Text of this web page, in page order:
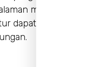
mengelola
dapat dijadikan